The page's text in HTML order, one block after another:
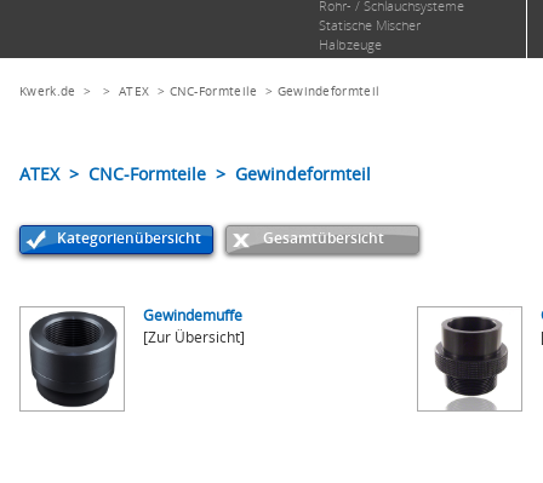
Kwerk.de > >ATEX > CNC-Formteile > Gewindeformteil
ATEX > CNC-Formteile > Gewindeformteil
Kategorienübersicht Gesamtübersicht
Gewindemuffe
[Zur Übersicht]